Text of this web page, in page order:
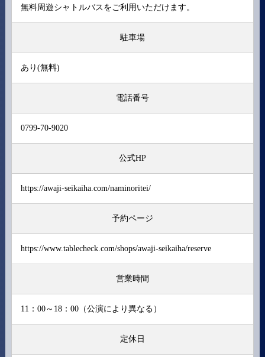
無料周遊シャトルバス をご利用いただけます。
駐車場
あり(無料)
電話番号
0799-70-9020
公式HP
https://awaji-seikaiha.com/naminoritei/
予約ページ
https://www.tablecheck.com/shops/awaji-seikaiha/reserve
営業時間
11：00～18：00（公演により異なる）
定休日